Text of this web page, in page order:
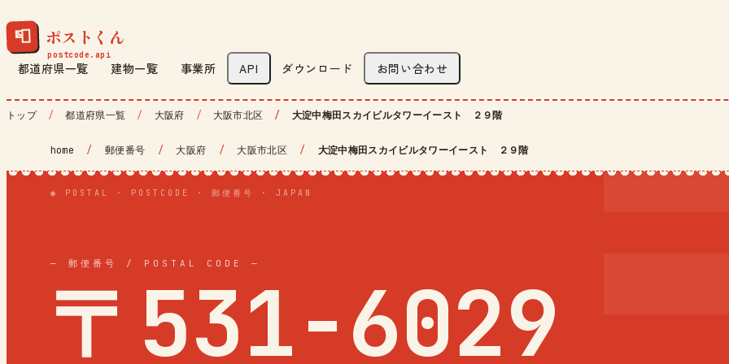
📮 ポストくん
都道府県一覧 建物一覧 事業所 API ダウンロード お問い合わせ
トップ 都道府県一覧 大阪府 大阪市北区 大淀中梅田スカイビルタワーイースト ２９階
home / 郵便番号 / 大阪府 / 大阪市北区 / 大淀中梅田スカイビルタワーイースト ２９階
◉ POSTAL · POSTCODE · 郵便番号 · JAPAN
— 郵便番号 / POSTAL CODE —
〒531-6029